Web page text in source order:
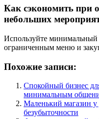
Как сэкономить при
небольших
Используйте минимальный
ограниченным меню и
Похожие записи:
Спокойный бизнес
минимальным
Маленький магазин
безубыточности